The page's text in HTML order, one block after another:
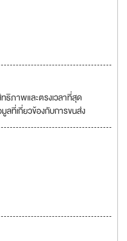
ธิภาพและตรงเวลาที่สุด
ลที่เกี่ยวข้องกับการขนส่ง